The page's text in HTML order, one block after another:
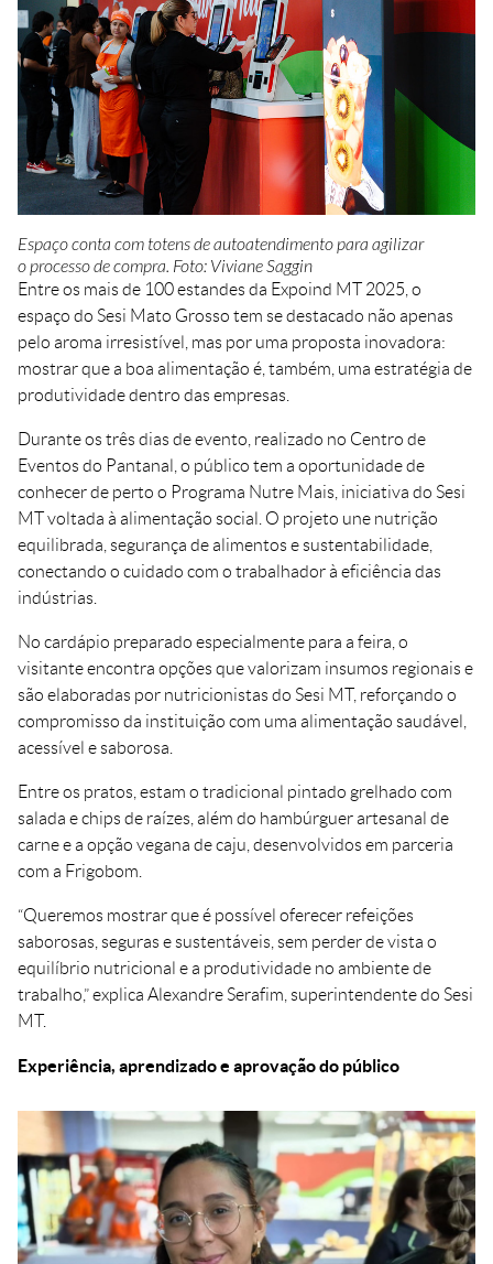
Agenda
Trabalhe Conosco
Portal do Fornecedor
Ouvidoria FIEMT
Certidões
Privacidade e Proteção
de Dados
Balanços Financeiros
Downloads
Espaço conta com totens de autoatendimento para agilizar
o processo de compra. Foto: Viviane Saggin
Entre os mais de 100 estandes da Expoind MT 2025, o
espaço do Sesi Mato Grosso tem se destacado não apenas
pelo aroma irresistível, mas por uma proposta inovadora:
mostrar que a boa alimentação é, também, uma estratégia de
produtividade dentro das empresas.
Durante os três dias de evento, realizado no Centro de
Eventos do Pantanal, o público tem a oportunidade de
conhecer de perto o Programa Nutre Mais, iniciativa do Sesi
MT voltada à alimentação social. O projeto une nutrição
equilibrada, segurança de alimentos e sustentabilidade,
conectando o cuidado com o trabalhador à eficiência das
indústrias.
No cardápio preparado especialmente para a feira, o
visitante encontra opções que valorizam insumos regionais e
são elaboradas por nutricionistas do Sesi MT, reforçando o
compromisso da instituição com uma alimentação saudável,
acessível e saborosa.
Entre os pratos, estam o tradicional pintado grelhado com
salada e chips de raízes, além do hambúrguer artesanal de
carne e a opção vegana de caju, desenvolvidos em parceria
com a Frigobom.
“Queremos mostrar que é possível oferecer refeições
saborosas, seguras e sustentáveis, sem perder de vista o
equilíbrio nutricional e a produtividade no ambiente de
trabalho,” explica Alexandre Serafim, superintendente do Sesi
MT.
Experiência, aprendizado e aprovação do público